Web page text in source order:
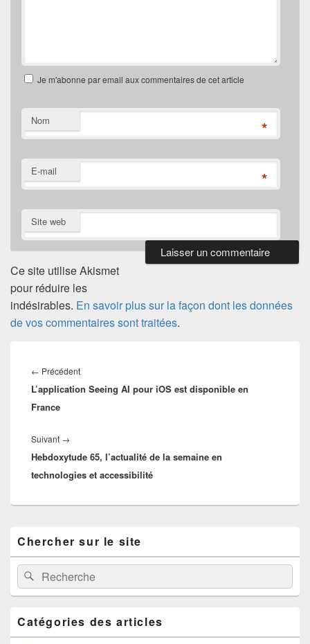
Je m'abonne par email aux commentaires de cet article
Nom *
E-mail *
Site web
Ce site utilise Akismet
pour réduire les
indésirables. En savoir plus sur la façon dont les données
de vos commentaires sont traitées.
de
l’article
← PrécédentArticle
précédent :
L’application Seeing AI pour iOS est disponible en
France
Suivant →
suivant :
Hebdoxytude 65, l’actualité de la semaine en
technologies et accessibilité
principale
de
widget
pour
la
latérale
Chercher sur le site
Recherche :Rechercher
Catégories des articles